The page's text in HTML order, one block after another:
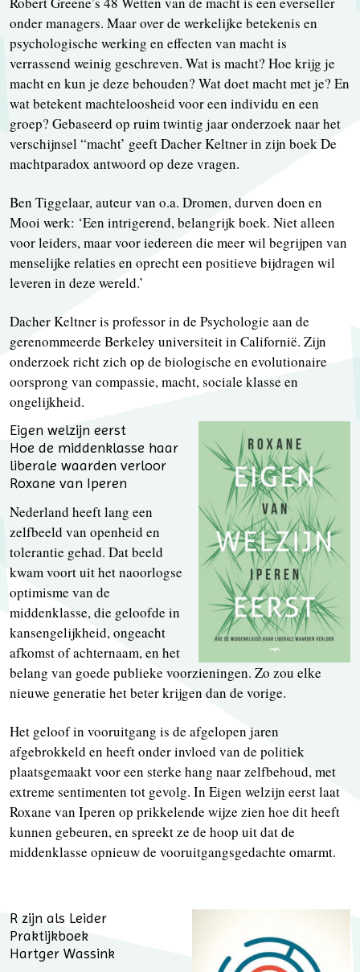
onder managers. Maar over de werkelijke betekenis en
psychologische werking en effecten van macht is
verrassend weinig geschreven. Wat is macht? Hoe krijg je
macht en kun je deze behouden? Wat doet macht met je? En
wat betekent machteloosheid voor een individu en een
groep? Gebaseerd op ruim twintig jaar onderzoek naar het
verschijnsel “macht’ geeft Dacher Keltner in zijn boek De
machtparadox antwoord op deze vragen.
Ben Tiggelaar, auteur van o.a. Dromen, durven doen en
Mooi werk: ‘Een intrigerend, belangrijk boek. Niet alleen
voor leiders, maar voor iedereen die meer wil begrijpen van
menselijke relaties en oprecht een positieve bijdragen wil
leveren in deze wereld.’
Dacher Keltner is professor in de Psychologie aan de
gerenommeerde Berkeley universiteit in Californië. Zijn
onderzoek richt zich op de biologische en evolutionaire
oorsprong van compassie, macht, sociale klasse en
ongelijkheid.
Eigen welzijn eerst
Hoe de middenklasse haar
liberale waarden verloor
Roxane van Iperen
Nederland heeft lang een
zelfbeeld van openheid en
tolerantie gehad. Dat beeld
kwam voort uit het naoorlogse
optimisme van de
middenklasse, die geloofde in
kansengelijkheid, ongeacht
afkomst of achternaam, en het
belang van goede publieke voorzieningen. Zo zou elke
nieuwe generatie het beter krijgen dan de vorige.
Het geloof in vooruitgang is de afgelopen jaren
afgebrokkeld en heeft onder invloed van de politiek
plaatsgemaakt voor een sterke hang naar zelfbehoud, met
extreme sentimenten tot gevolg. In Eigen welzijn eerst laat
Roxane van Iperen op prikkelende wijze zien hoe dit heeft
kunnen gebeuren, en spreekt ze de hoop uit dat de
middenklasse opnieuw de vooruitgangsgedachte omarmt.
R zijn als Leider
Praktijkboek
Hartger Wassink